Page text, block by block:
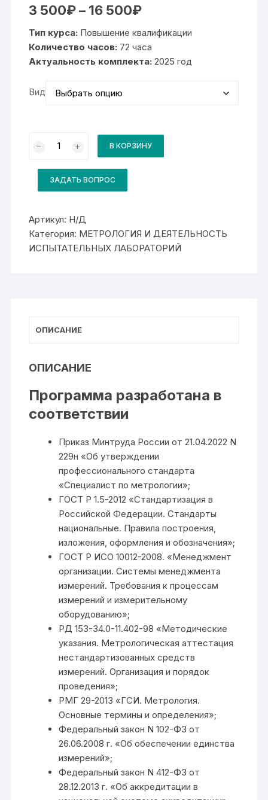
3 500₽ – 16 500₽Диапазон
500₽
–
16
500₽
Тип курса: Повышение квалификации
Количество часов: 72 часа
Актуальность комплекта: 2025 год
Вид
товара
курса
Метрологическое
обеспечение
(Повышение
квалификации)
В КОРЗИНУ
ЗАДАТЬ ВОПРОС
Артикул: Н/Д
Категория: МЕТРОЛОГИЯ И ДЕЯТЕЛЬНОСТЬ
ИСПЫТАТЕЛЬНЫХ ЛАБОРАТОРИЙ
ОПИСАНИЕ
ОПИСАНИЕ
Программа разработана в
соответствии
Приказ Минтруда России от 21.04.2022 N
229н «Об утверждении
профессионального стандарта
«Специалист по метрологии»;
ГОСТ Р 1.5-2012 «Стандартизация в
Российской Федерации. Стандарты
национальные. Правила построения,
изложения, оформления и обозначения»;
ГОСТ Р ИСО 10012-2008. «Менеджмент
организации. Системы менеджмента
измерений. Требования к процессам
измерений и измерительному
оборудованию»;
РД 153-34.0-11.402-98 «Методические
указания. Метрологическая аттестация
нестандартизованных средств
измерений. Организация и порядок
проведения»;
РМГ 29-2013 «ГСИ. Метрология.
Основные термины и определения»;
Федеральный закон N 102-ФЗ от
26.06.2008 г. «Об обеспечении единства
измерений»;
Федеральный закон N 412-ФЗ от
28.12.2013 г. «Об аккредитации в